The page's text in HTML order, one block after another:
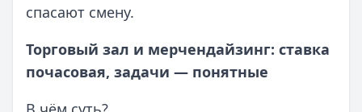
спасают смену.
Торговый зал и мерчендайзинг: ставка
почасовая, задачи — понятные